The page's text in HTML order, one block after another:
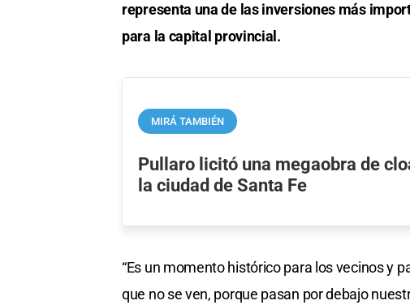
representa una de las inversiones más
para la capital provincial.
MIRÁ TAMBIÉN
Pullaro licitó una megaobra de
la ciudad de Santa Fe
“Es un momento histórico para los vecinos y
que no se ven, porque pasan por debajo